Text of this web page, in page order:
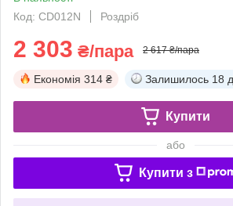
Код: CD012N
Роздріб
2 303 ₴/пара 2 617 ₴/пара
Економія 314 ₴ Залишилось 18
Купити
або
Купити з